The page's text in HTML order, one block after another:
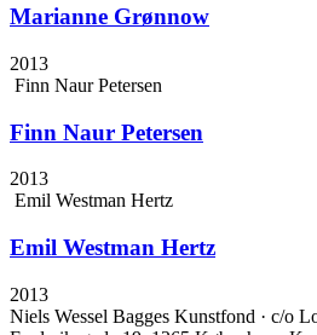
Marianne Grønnow
2013
Finn Naur Petersen
Finn Naur Petersen
2013
Emil Westman Hertz
Emil Westman Hertz
2013
Niels Wessel Bagges Kunstfond · c/o